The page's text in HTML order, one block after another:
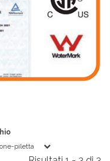
piletta